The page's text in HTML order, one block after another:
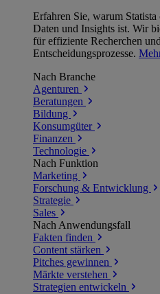
Erfahren Sie, warum
Daten und Insights ist. Wir
für effiziente Recherchen
Entscheidungsprozesse.
Nach Branche
Agenturen
Beratungen
Bildung
Konsumgüter
Finanzen
Technologie
Nach Funktion
Marketing
Forschung & Entwicklung
Strategie
Sales
Nach Anwendungsfall
Fakten finden
Content stärken
Pitches gewinnen
Märkte verstehen
Strategien entwickeln